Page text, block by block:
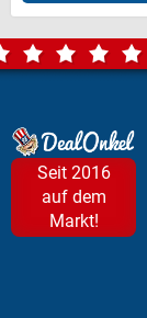
Seit 2016
auf dem
Markt!